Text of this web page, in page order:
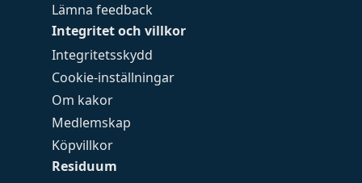
Lämna feedback
Integritet och villkor
Integritetsskydd
Cookie-inställningar
Om kakor
Medlemskap
Köpvillkor
Residuum